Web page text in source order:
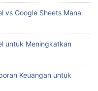
vs Google Sheets Mana
untuk Meningkatkan
Keuangan untuk